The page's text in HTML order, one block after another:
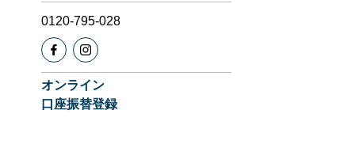
0120-795-028
オンライン
口座振替登録